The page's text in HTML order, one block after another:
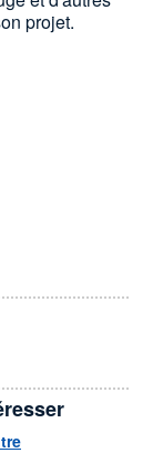
projet.